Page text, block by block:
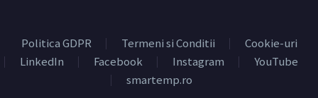
Politica GDPR Termeni si Conditii
Cookie-uri
LinkedIn
Facebook Instagram
YouTube
smartemp.ro